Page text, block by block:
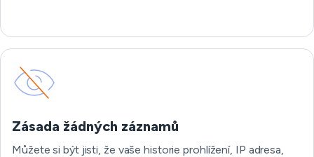
Zásada žádných záznamů
Můžete si být jisti, že vaše historie prohlížení, IP adresa,